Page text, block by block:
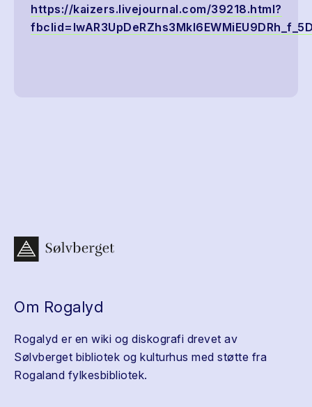
https://kaizers.livejournal.com/39218.html?
Om Rogalyd
Rogalyd er en wiki og diskografi drevet av
Sølvberget bibliotek og kulturhus med støtte fra
Rogaland fylkesbibliotek.